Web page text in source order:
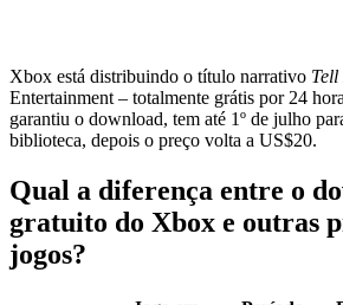
Xbox está distribuindo o título narrativo Tell
Entertainment – totalmente grátis por 24
garantiu o download, tem até 1º de julho
biblioteca, depois o preço volta a US$20.
Qual a diferença entre o
gratuito do Xbox e outras
jogos?